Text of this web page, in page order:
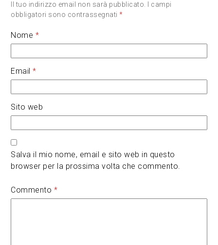
Il tuo indirizzo email non sarà pubblicato.
I campi
obbligatori sono contrassegnati*
Nome *
Email*
Sito web
Salva il mio nome, email e sito web in questo
browser per la prossima volta che commento.
Commento *